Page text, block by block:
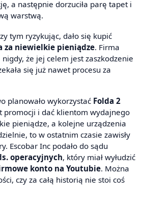
a następnie dorzuciła parę tapet i
warstwą.
tym ryzykując, dało się kupić
za niewielkie pieniądze. Firma
nigdy, że jej celem jest zaszkodzenie
się już nawet procesu za
planowało wykorzystać Folda 2
promocji i dać klientom wydajnego
pieniądze, a kolejne urządzenia
to w ostatnim czasie zawisły
Escobar Inc podało do sądu
operacyjnych, który miał wyłudzić
konto na Youtubie. Można
czy za całą historią nie stoi coś